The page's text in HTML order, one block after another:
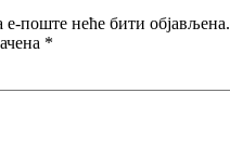
е-поште неће бити објављена.
*